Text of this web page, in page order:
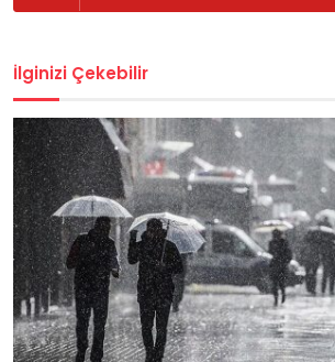
İlginizi Çekebilir